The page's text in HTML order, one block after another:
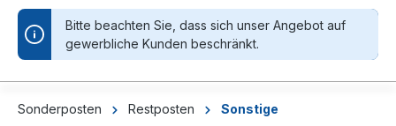
Bitte beachten Sie, dass sich unser Angebot auf
gewerbliche Kunden beschränkt.
Sonderposten Restposten Sonstige